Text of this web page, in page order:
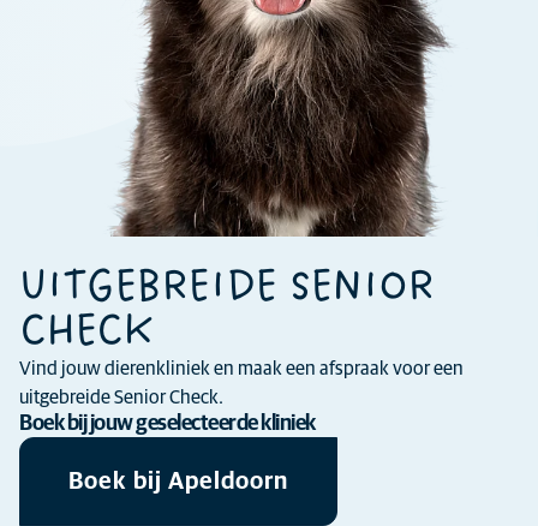
UITGEBREIDE SENIOR
CHECK
Vind jouw dierenkliniek en maak een afspraak voor een
uitgebreide Senior Check.
Boek bij jouw geselecteerde kliniek
Boek bij Apeldoorn